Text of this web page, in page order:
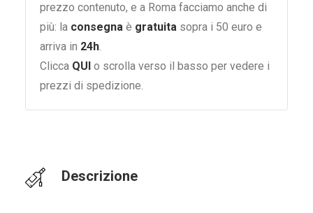
prezzo contenuto, e a Roma facciamo anche di
più: la consegna è gratuita sopra i 50 euro e
arriva in 24h.
Clicca QUI o scrolla verso il basso per vedere i
prezzi di spedizione.
Descrizione